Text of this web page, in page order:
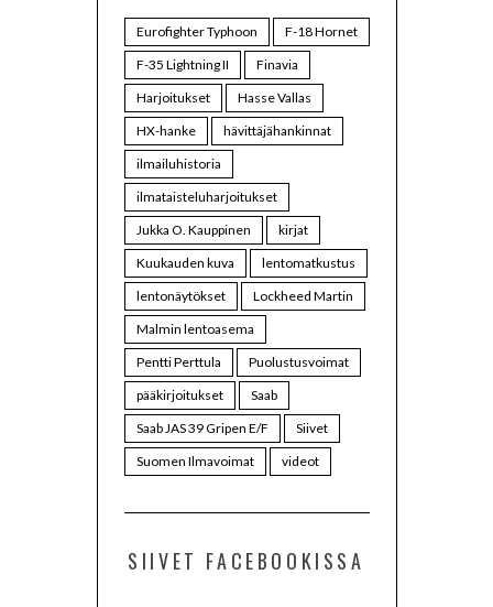
Eurofighter Typhoon
F-18 Hornet
F-35 Lightning II
Finavia
Harjoitukset
Hasse Vallas
HX-hanke
hävittäjähankinnat
ilmailuhistoria
ilmataisteluharjoitukset
Jukka O. Kauppinen
kirjat
Kuukauden kuva
lentomatkustus
lentonäytökset
Lockheed Martin
Malmin lentoasema
Pentti Perttula
Puolustusvoimat
pääkirjoitukset
Saab
Saab JAS 39 Gripen E/F
Siivet
Suomen Ilmavoimat
videot
SIIVET FACEBOOKISSA